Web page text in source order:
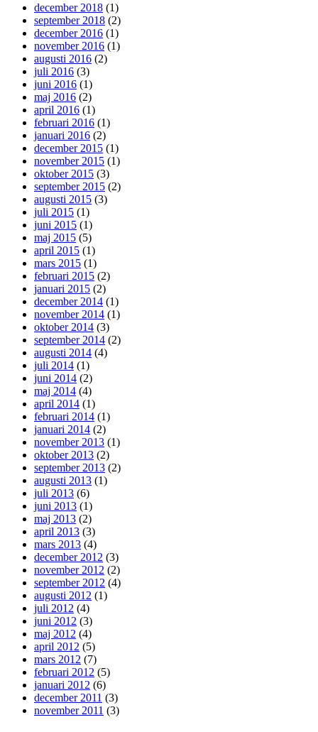
december 2018 (1)
september 2018 (2)
december 2016 (1)
november 2016 (1)
augusti 2016 (2)
juli 2016 (3)
juni 2016 (1)
maj 2016 (2)
april 2016 (1)
februari 2016 (1)
januari 2016 (2)
december 2015 (1)
november 2015 (1)
oktober 2015 (3)
september 2015 (2)
augusti 2015 (3)
juli 2015 (1)
juni 2015 (1)
maj 2015 (5)
april 2015 (1)
mars 2015 (1)
februari 2015 (2)
januari 2015 (2)
december 2014 (1)
november 2014 (1)
oktober 2014 (3)
september 2014 (2)
augusti 2014 (4)
juli 2014 (1)
juni 2014 (2)
maj 2014 (4)
april 2014 (1)
februari 2014 (1)
januari 2014 (2)
november 2013 (1)
oktober 2013 (2)
september 2013 (2)
augusti 2013 (1)
juli 2013 (6)
juni 2013 (1)
maj 2013 (2)
april 2013 (3)
mars 2013 (4)
december 2012 (3)
november 2012 (2)
september 2012 (4)
augusti 2012 (1)
juli 2012 (4)
juni 2012 (3)
maj 2012 (4)
april 2012 (5)
mars 2012 (7)
februari 2012 (5)
januari 2012 (6)
december 2011 (3)
november 2011 (3)